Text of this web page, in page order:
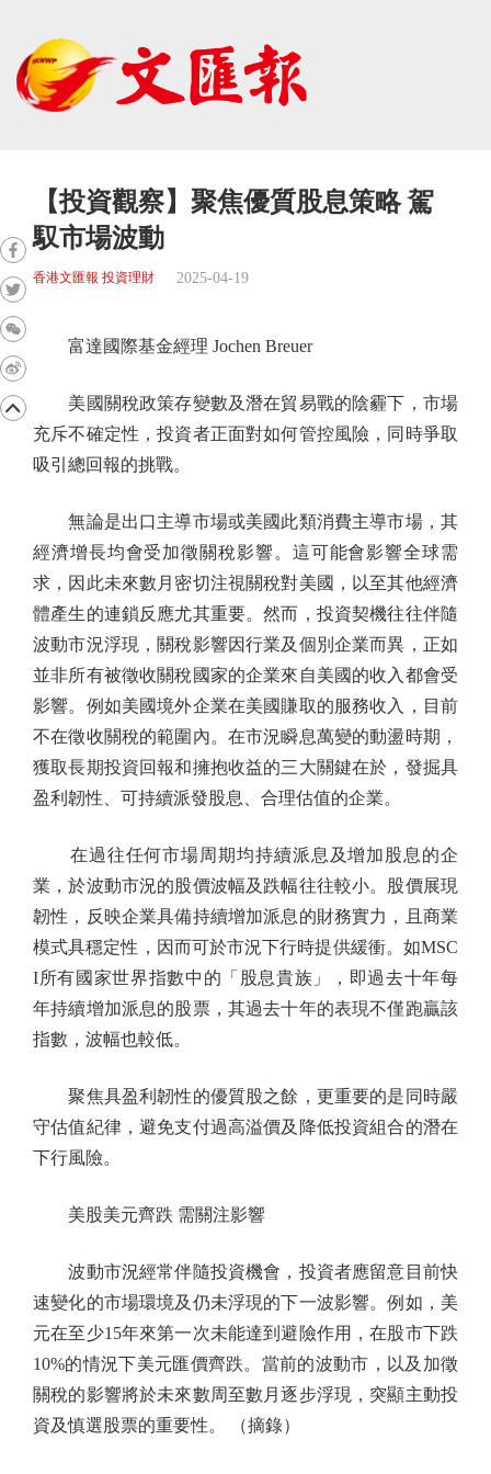
【投資觀察】聚焦優質股息策略 駕
馭市場波動
香港文匯報 投資理財 2025-04-19
富達國際基金經理 Jochen Breuer
美國關稅政策存變數及潛在貿易戰的陰霾下，市場
充斥不確定性，投資者正面對如何管控風險，同時爭取
吸引總回報的挑戰。
無論是出口主導市場或美國此類消費主導市場，其
經濟增長均會受加徵關稅影響。這可能會影響全球需
求，因此未來數月密切注視關稅對美國，以至其他經濟
體產生的連鎖反應尤其重要。然而，投資契機往往伴隨
波動市況浮現，關稅影響因行業及個別企業而異，正如
並非所有被徵收關稅國家的企業來自美國的收入都會受
影響。例如美國境外企業在美國賺取的服務收入，目前
不在徵收關稅的範圍內。在市況瞬息萬變的動盪時期，
獲取長期投資回報和擁抱收益的三大關鍵在於，發掘具
盈利韌性、可持續派發股息、合理估值的企業。
在過往任何市場周期均持續派息及增加股息的企
業，於波動市況的股價波幅及跌幅往往較小。股價展現
韌性，反映企業具備持續增加派息的財務實力，且商業
模式具穩定性，因而可於市況下行時提供緩衝。如MSC
I所有國家世界指數中的「股息貴族」，即過去十年每
年持續增加派息的股票，其過去十年的表現不僅跑贏該
指數，波幅也較低。
聚焦具盈利韌性的優質股之餘，更重要的是同時嚴
守估值紀律，避免支付過高溢價及降低投資組合的潛在
下行風險。
美股美元齊跌 需關注影響
波動市況經常伴隨投資機會，投資者應留意目前快
速變化的市場環境及仍未浮現的下一波影響。例如，美
元在至少15年來第一次未能達到避險作用，在股市下跌
10%的情況下美元匯價齊跌。當前的波動市，以及加徵
關稅的影響將於未來數周至數月逐步浮現，突顯主動投
資及慎選股票的重要性。 （摘錄）